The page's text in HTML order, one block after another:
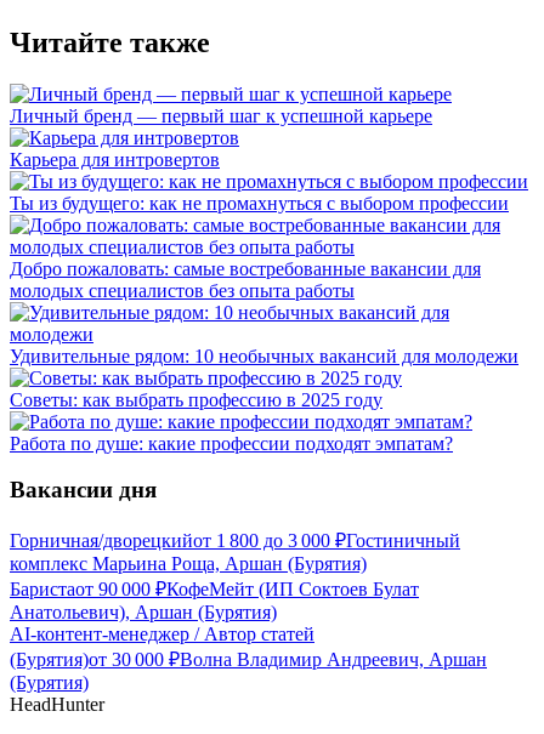
Читайте также
Личный бренд — первый шаг к успешной карьере
Карьера для интровертов
Ты из будущего: как не промахнуться с выбором профессии
Добро пожаловать: самые востребованные вакансии для
молодых специалистов без опыта работы
Удивительные рядом: 10 необычных вакансий для молодежи
Советы: как выбрать профессию в 2025 году
Работа по душе: какие профессии подходят эмпатам?
Вакансии дня
Горничная/дворецкийот 1 800 до 3 000 ₽Гостиничный
комплекс Марьина Роща, Аршан (Бурятия)
Баристаот 90 000 ₽КофеМейт (ИП Соктоев Булат
Анатольевич), Аршан (Бурятия)
AI-контент-менеджер / Автор статей
(Бурятия)от 30 000 ₽Волна Владимир Андреевич, Аршан
(Бурятия)
HeadHunter